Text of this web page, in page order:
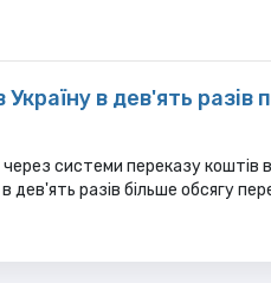
Україну в дев'ять
через системи переказу коштів
разів більше обсягу